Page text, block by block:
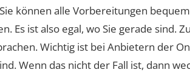
können alle Vorbereitungen
Es ist also egal, wo Sie gerade sind.
Wichtig ist bei Anbietern der
Wenn das nicht der Fall ist, dann